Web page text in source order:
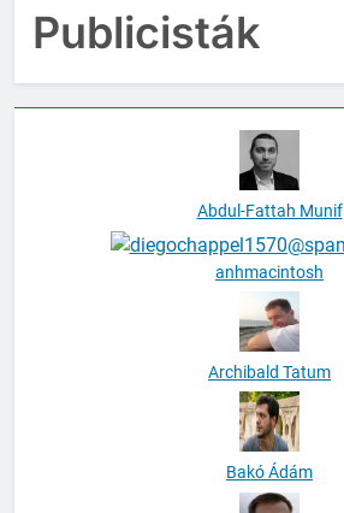
Publicisták
Abdul-Fattah Munif
anhmacintosh
Archibald Tatum
Bakó Ádám